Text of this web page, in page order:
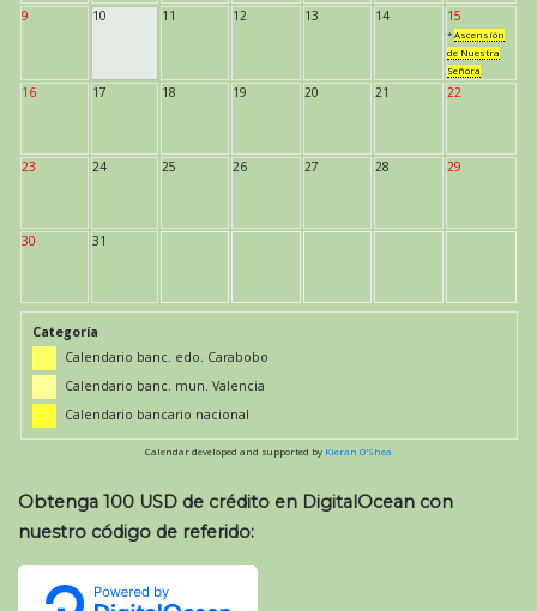
9 10 11 12 13 14 15
* Ascensión
de Nuestra
Señora
16 17 18 19 20 21 22
23 24 25 26 27 28 29
30 31
Categoría
Calendario banc. edo. Carabobo
Calendario banc. mun. Valencia
Calendario bancario nacional
Calendar developed and supported by Kieran O'Shea
Obtenga 100 USD de crédito en DigitalOcean con
nuestro código de referido: